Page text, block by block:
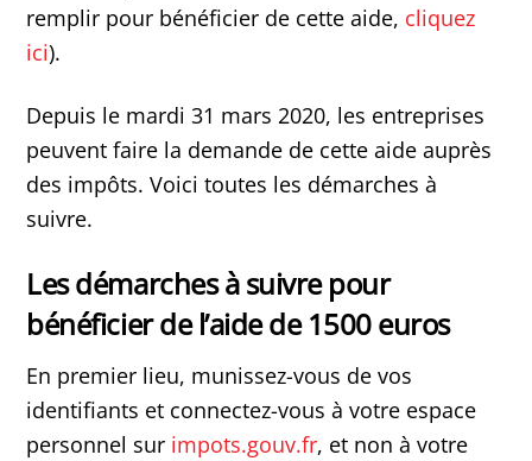
remplir pour bénéficier de cette aide, cliquez
ici).
Depuis le mardi 31 mars 2020, les entreprises
peuvent faire la demande de cette aide auprès
des impôts. Voici toutes les démarches à
suivre.
Les démarches à suivre pour
bénéficier de l’aide de 1500 euros
En premier lieu, munissez-vous de vos
identifiants et connectez-vous à votre espace
personnel sur impots.gouv.fr, et non à votre